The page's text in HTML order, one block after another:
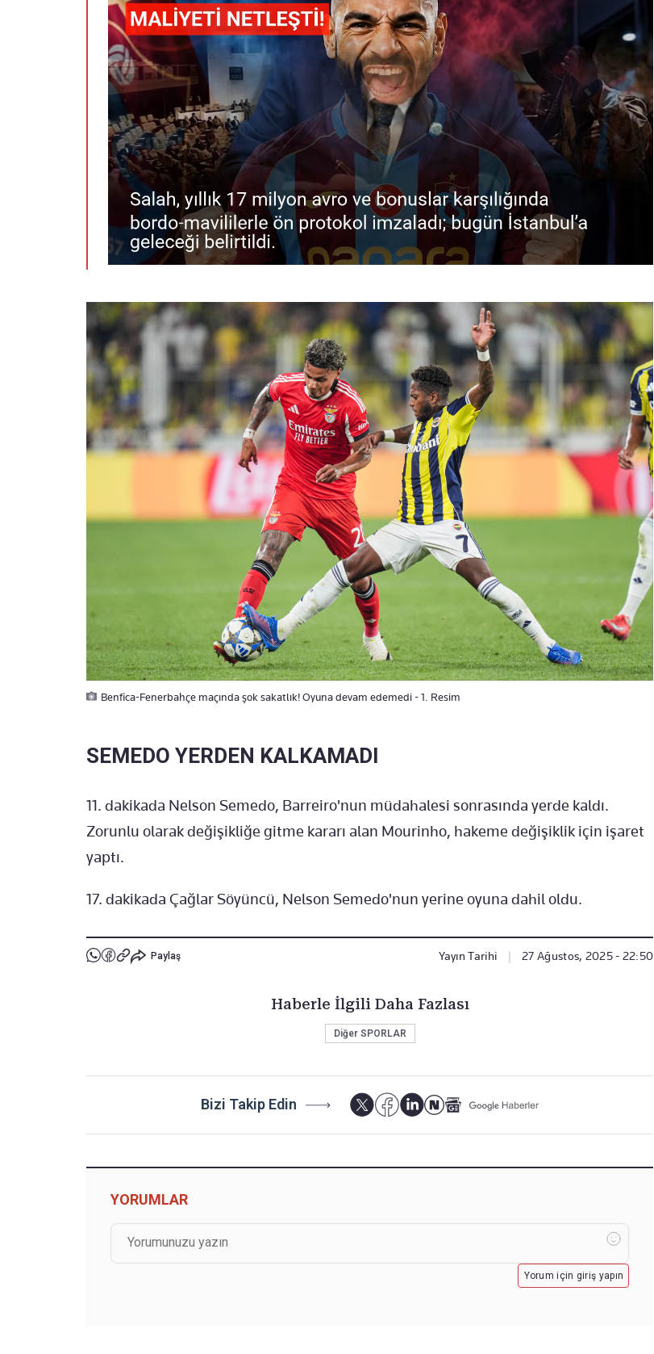
Benfica-Fenerbahçe maçında şok sakatlık! Oyuna devam edemedi - 1. Resim
SEMEDO YERDEN KALKAMADI
11. dakikada Nelson Semedo, Barreiro'nun müdahalesi sonrasında yerde kaldı.
Zorunlu olarak değişikliğe gitme kararı alan Mourinho, hakeme değişiklik için işaret
yaptı.
17. dakikada Çağlar Söyüncü, Nelson Semedo'nun yerine oyuna dahil oldu.
Paylaş Yayın Tarihi 27 Ağustos, 2025 - 22:50
Haberle İlgili Daha Fazlası
Diğer SPORLAR
Bizi Takip Edin
YORUMLAR
Yorum için giriş yapın